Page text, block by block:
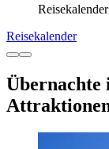
Reisekalender
Reisekalender
Übernachte